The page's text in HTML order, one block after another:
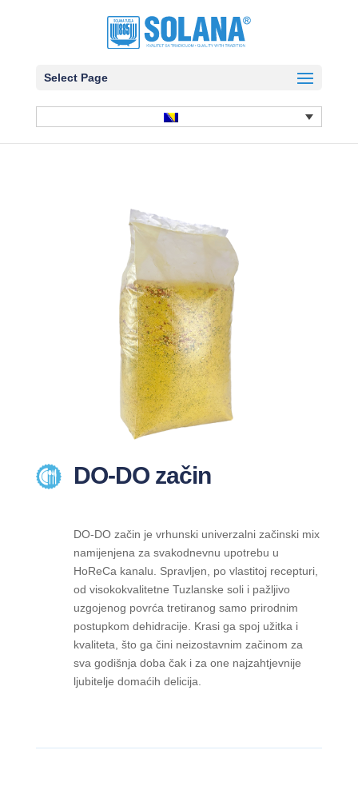
Select Page
DO-DO začin
DO-DO začin je vrhunski univerzalni začinski mix
namijenjena za svakodnevnu upotrebu u
HoReCa kanalu. Spravljen, po vlastitoj recepturi,
od visokokvalitetne Tuzlanske soli i pažljivo
uzgojenog povrća tretiranog samo prirodnim
postupkom dehidracije. Krasi ga spoj užitka i
kvaliteta, što ga čini neizostavnim začinom za
sva godišnja doba čak i za one najzahtjevnije
ljubitelje domaćih delicija.